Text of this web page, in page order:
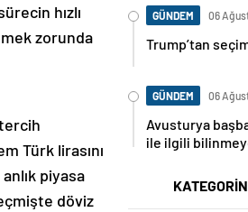
hızlı
zorunda
Türk lirasını
piyasa
döviz
GÜNDEM 06
Trump’tan
GÜNDEM 06
Avusturya
ile ilgili